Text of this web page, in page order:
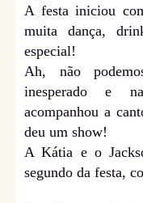
A festa iniciou
muita dança,
especial!
Ah, não
inesperado e
acompanhou a
deu um show!
A Kátia e o
segundo da festa,